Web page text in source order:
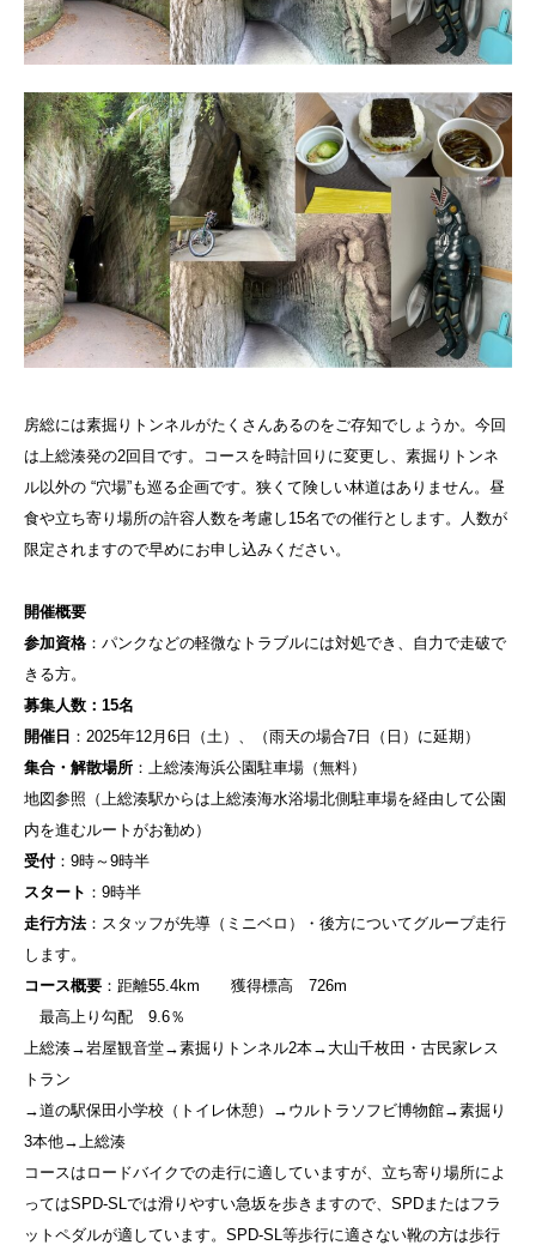
房総には素掘りトンネルがたくさんあるのをご存知でしょうか。今回
は上総湊発の2回目です。コースを時計回りに変更し、素掘りトンネ
ル以外の “穴場”も巡る企画です。狭くて険しい林道はありません。昼
食や立ち寄り場所の許容人数を考慮し15名での催行とします。人数が
限定されますので早めにお申し込みください。
開催概要
参加資格 ：パンクなどの軽微なトラブルには対処でき、自力で走破で
きる方。
募集人数：15名
開催日 ：2025年12月6日（土）、（雨天の場合7日（日）に延期）
集合・解散場所 ：上総湊海浜公園駐車場（無料）
地図参照（上総湊駅からは上総湊海水浴場北側駐車場を経由して公園
内を進むルートがお勧め）
受付：9時～9時半
スタート ：9時半
走行方法：スタッフが先導（ミニベロ）・後方についてグループ走行
します。
コース概要 ：距離55.4km 獲得標高 726m
最高上り勾配 9.6％
上総湊→岩屋観音堂→素掘りトンネル2本→大山千枚田・古民家レス
トラン
→道の駅保田小学校（トイレ休憩）→ウルトラソフビ博物館→素掘り
3本他→上総湊
コースはロードバイクでの走行に適していますが、立ち寄り場所によ
ってはSPD-SLでは滑りやすい急坂を歩きますので、SPDまたはフラ
ットペダルが適しています。SPD-SL等歩行に適さない靴の方は歩行